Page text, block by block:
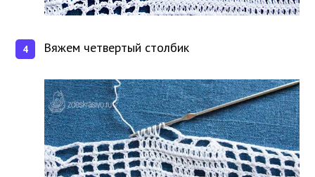
Вяжем четвертый столбик